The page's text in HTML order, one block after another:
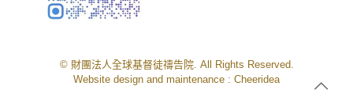
© 財團法人全球基督徒禱告院. All Rights Reserved.
Website design and maintenance : Cheeridea